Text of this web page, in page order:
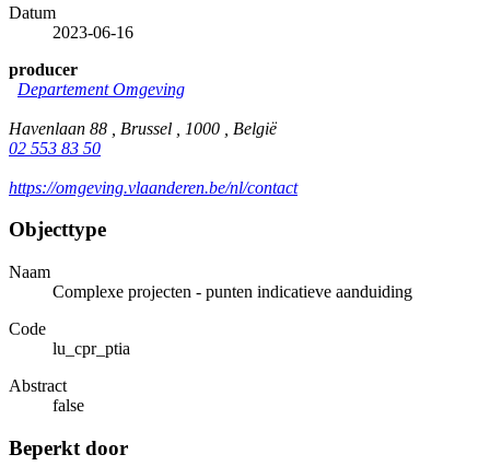
Datum
2023-06-16
producer
Departement Omgeving
Havenlaan 88 , Brussel , 1000 , België
02 553 83 50
https://omgeving.vlaanderen.be/nl/contact
Objecttype
Naam
Complexe projecten - punten indicatieve aanduiding
Code
lu_cpr_ptia
Abstract
false
Beperkt door